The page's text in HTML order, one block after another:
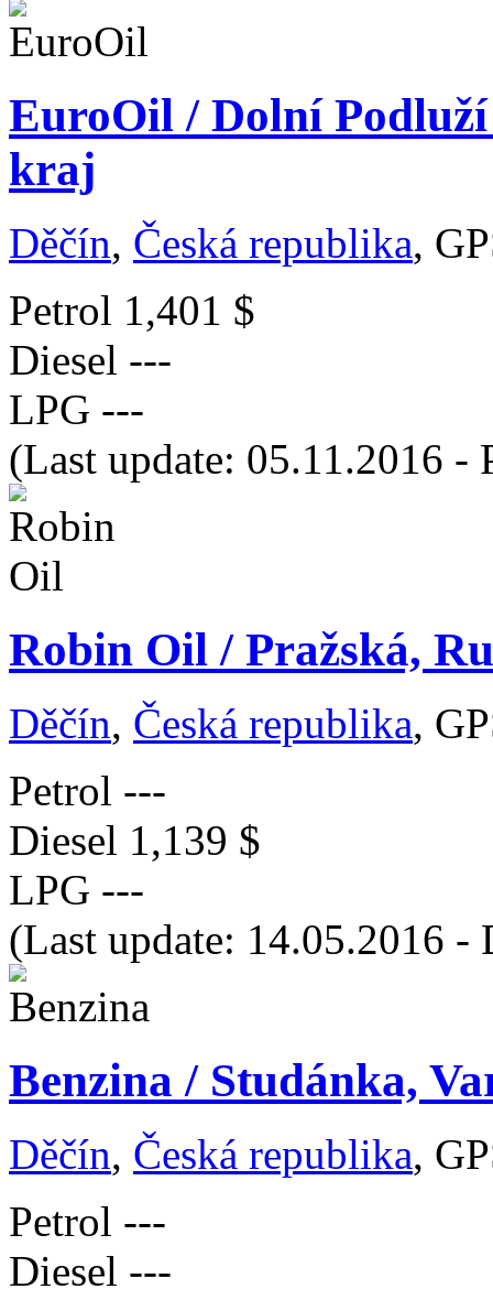
EuroOil / Dolní
kraj
Děčín, Česká republika,
Petrol 1,401 $
Diesel ---
LPG ---
(Last update: 05.11.2016 -
Robin Oil / Pražská,
Děčín, Česká republika,
Petrol ---
Diesel 1,139 $
LPG ---
(Last update: 14.05.2016 -
Benzina / Studánka,
Děčín, Česká republika,
Petrol ---
Diesel ---